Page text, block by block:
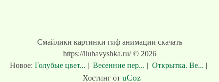
Смайлики картинки гиф анимации скачать
https://liubavyshka.ru/ © 2026
Новое: Голубые цвет... | Весенние пер... | Открытка. Ве... |
Хостинг от uCoz